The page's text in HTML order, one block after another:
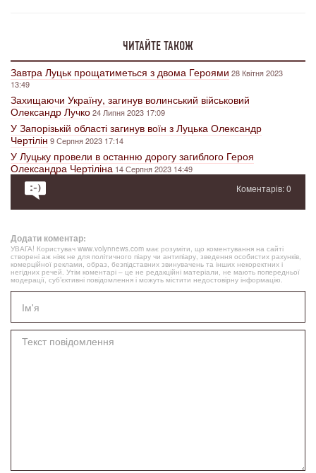
ЧИТАЙТЕ ТАКОЖ
Завтра Луцьк прощатиметься з двома Героями 28 Квітня 2023
13:49
Захищаючи Україну, загинув волинський військовий
Олександр Лучко24 Липня 2023 17:09
У Запорізькій області загинув воїн з Луцька Олександр
Чертілін9 Серпня 2023 17:14
У Луцьку провели в останню дорогу загиблого Героя
Олександра Чертіліна 14 Серпня 2023 14:49
Коментарів: 0
Додати коментар:
УВАГА! Користувач www.volynnews.com має розуміти, що коментування на сайті
створені аж ніяк не для політичного піару чи антипіару, зведення особистих рахунків,
комерційної реклами, образ, безпідставних звинувачень та інших некоректних і
негідних речей. Утім коментарі – це не редакційні матеріали, не мають попередньої
модерації, суб’єктивні повідомлення і можуть містити недостовірну інформацію.